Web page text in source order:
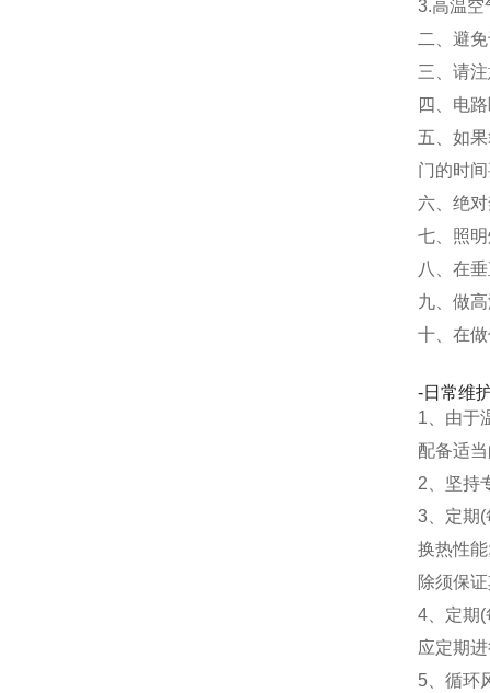
3.高温空
二、避
三、请
四、电
五、如
门的时
六、绝
七、照
八、在
九、做
十、在
-日常维
1、由于
配备适
2、坚持
3、定期
换热性
除须保
4、定期
应定期
5、循环